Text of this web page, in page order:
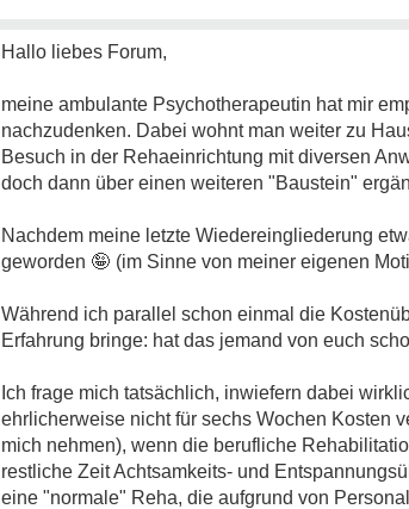
Hallo liebes Forum,
meine ambulante Psychotherapeutin hat mir
nachzudenken. Dabei wohnt man weiter zu
Besuch in der Rehaeinrichtung mit diversen
doch dann über einen weiteren "Baustein"
Nachdem meine letzte Wiedereingliederung
geworden 🤪 (im Sinne von meiner eigenen
Während ich parallel schon einmal die
Erfahrung bringe: hat das jemand von euch
Ich frage mich tatsächlich, inwiefern dabei
ehrlicherweise nicht für sechs Wochen Kosten
mich nehmen), wenn die berufliche
restliche Zeit Achtsamkeits- und
eine "normale" Reha, die aufgrund von